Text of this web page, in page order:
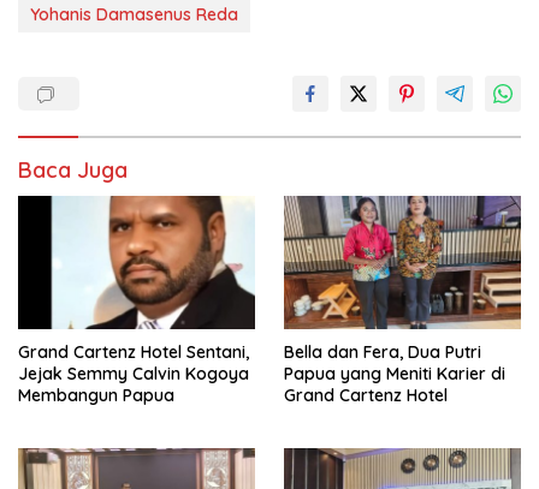
Yohanis Damasenus Reda
Baca Juga
Grand Cartenz Hotel Sentani,
Jejak Semmy Calvin Kogoya
Membangun Papua
Bella dan Fera, Dua Putri
Papua yang Meniti Karier di
Grand Cartenz Hotel